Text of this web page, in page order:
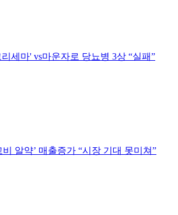
세마' vs마운자로 당뇨병 3상 “실패”
비 알약’ 매출증가 “시장 기대 못미쳐”